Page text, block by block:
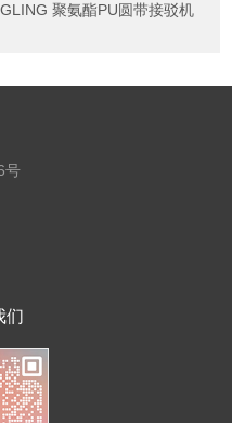
聚氨酯PU圆带接驳机
号
们